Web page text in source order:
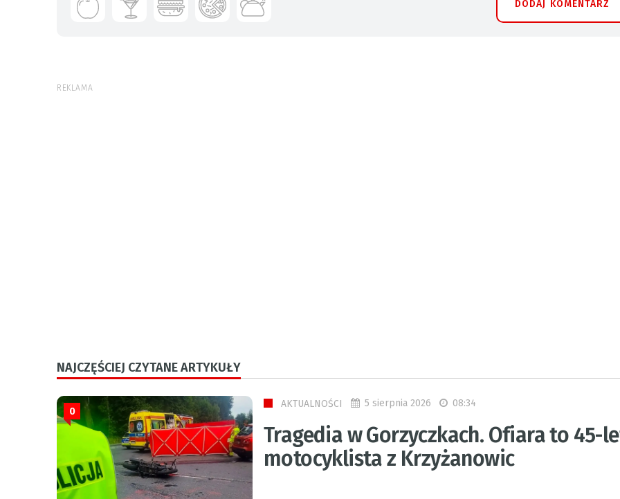
DODAJ KOMENTARZ
REKLAMA
NAJCZĘŚCIEJ CZYTANE ARTYKUŁY
AKTUALNOŚCI 5 sierpnia 2026 08:34
Tragedia w Gorzyczkach. Ofiara to 45-
motocyklista z Krzyżanowic
0